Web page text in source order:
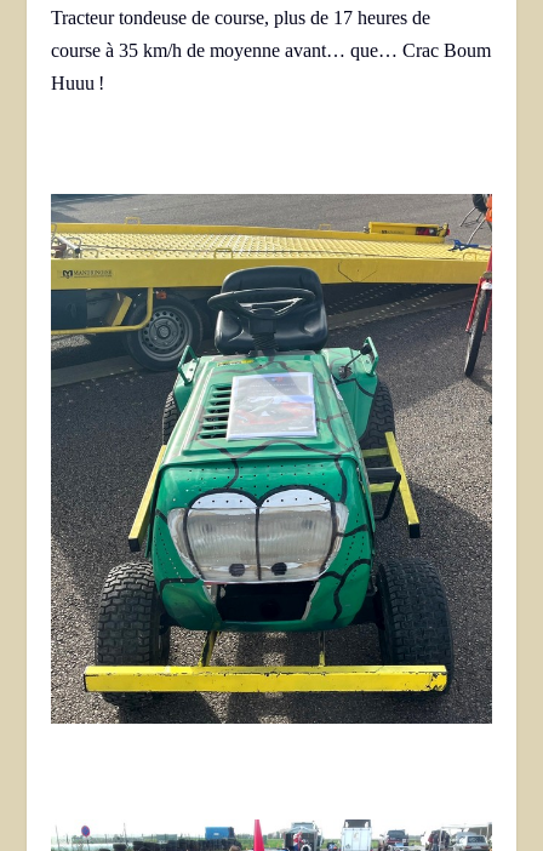
Tracteur tondeuse de course, plus de 17 heures de
course à 35 km/h de moyenne avant… que… Crac Boum
Huuu !